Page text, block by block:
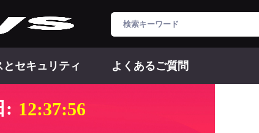
セキュリティ よくあるご質問
: 12:37:55